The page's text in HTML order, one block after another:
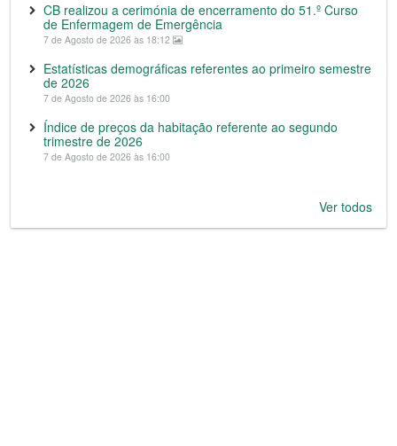
CB realizou a cerimónia de encerramento do 51.º Curso
de Enfermagem de Emergência
7 de Agosto de 2026 às 18:12
Estatísticas demográficas referentes ao primeiro semestre
de 2026
7 de Agosto de 2026 às 16:00
Índice de preços da habitação referente ao segundo
trimestre de 2026
7 de Agosto de 2026 às 16:00
Ver todos